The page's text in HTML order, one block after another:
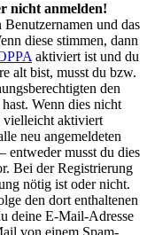
nicht anmelden!
und das
diese stimmen, dann
aktiviert ist und du
alt bist, musst du bzw.
den
Wenn dies nicht
vielleicht aktiviert
neu angemeldeten
entweder musst du dies
Bei der Registrierung
nötig ist oder nicht.
den dort enthaltenen
deine E-Mail-Adresse
von einem Spam-